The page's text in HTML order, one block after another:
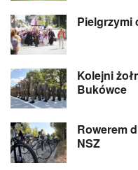
Pielgrzymi
Kolejni
Bukówce
Rowerem
NSZ